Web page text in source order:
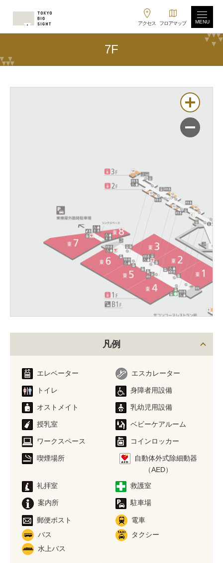
アクセス フロアマップ MENU
7F
拡大
縮小
凡例
エレベーター エスカレーター
トイレ 身障者用設備
オストメイト 乳幼児用設備
授乳室 ベビーケアルーム
ワークスペース コインロッカー
喫煙場所
自動体外式除細動器
（AED）
礼拝室 救護室
案内所 駐車場
郵便ポスト
電車
バス
タクシー
水上バス